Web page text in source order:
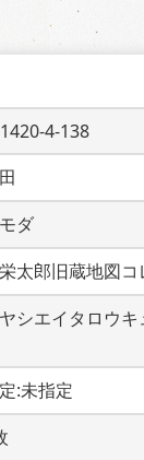
4-138
ダ
太郎旧蔵地図コ
シエイタロウ
:未指定